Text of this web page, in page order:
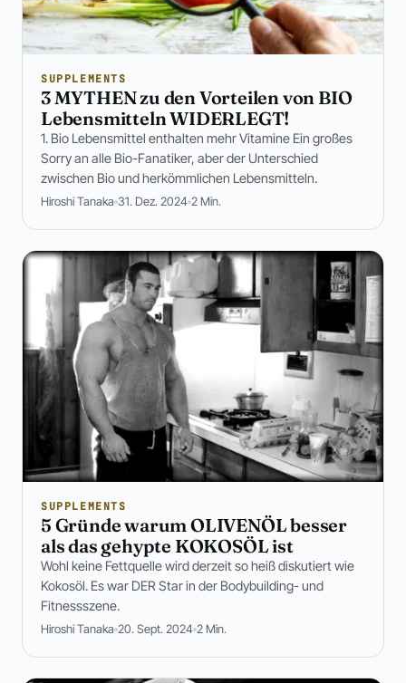
SUPPLEMENTS
3 MYTHEN zu den Vorteilen von BIO
Lebensmitteln WIDERLEGT!
1. Bio Lebensmittel enthalten mehr Vitamine Ein großes
Sorry an alle Bio-Fanatiker, aber der Unterschied
zwischen Bio und herkömmlichen Lebensmitteln.
Hiroshi Tanaka 31. Dez. 2024 2 Min.
SUPPLEMENTS
5 Gründe warum OLIVENÖL besser
als das gehypte KOKOSÖL ist
Wohl keine Fettquelle wird derzeit so heiß diskutiert wie
Kokosöl. Es war DER Star in der Bodybuilding- und
Fitnessszene.
Hiroshi Tanaka 20. Sept. 2024 2 Min.